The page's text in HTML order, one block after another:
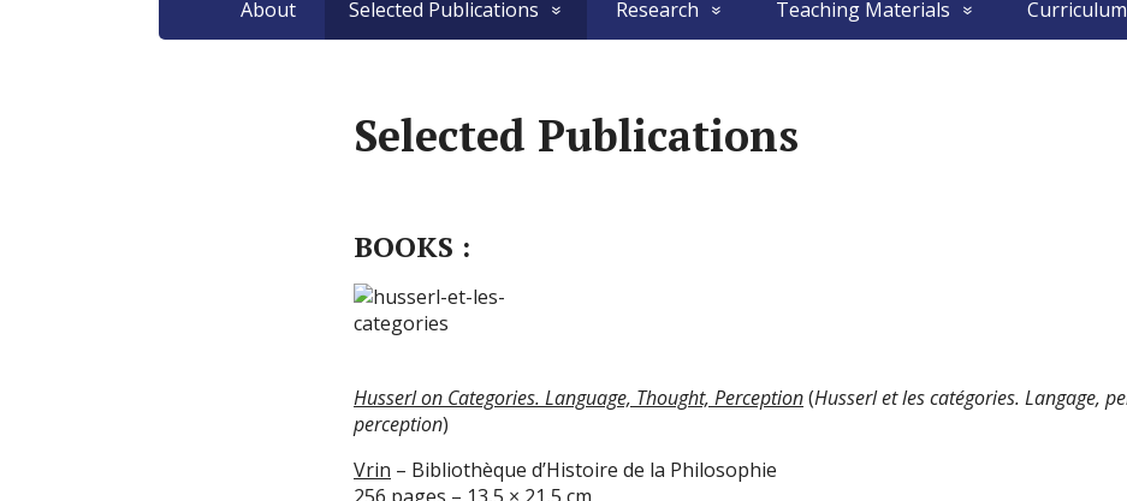
About Selected Publications Research Teaching Materials
Selected Publications
BOOKS :
Husserl on Categories. Language, Thought, Perception(Husserl et les catégories. Langage,
perception)
Vrin – Bibliothèque d’Histoire de la Philosophie